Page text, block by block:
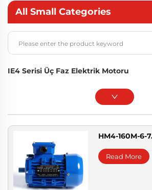
All Small Categories
IE4 Serisi Üç Faz Elektrik Motoru
HM4-160M-6-
Read More